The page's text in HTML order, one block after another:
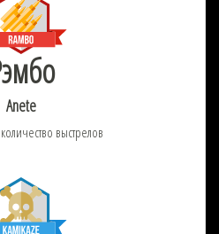
Anete
выстрелов